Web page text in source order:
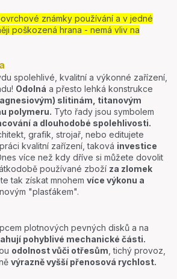
známky používání a v jedné
poškozená hrana - nemá vliv na
spolehlivé, kvalitní a výkonné zařízení,
Odolná a přesto lehká konstrukce
slitinám, titanovým
polymeru. Tyto řady jsou symbolem
a dlouhodobé spolehlivosti.
grafik, strojař, nebo editujete
kvalitní zařízení, taková investice
více než kdy dříve si můžete dovolit
používané zboží za zlomek
tak získat mnohem více výkonu a
"plasťákem".
plotnových pevných disků a na
pohyblivé mechanické části.
odolnost vůči otřesům, tichý provoz,
výrazně vyšší přenosová rychlost.